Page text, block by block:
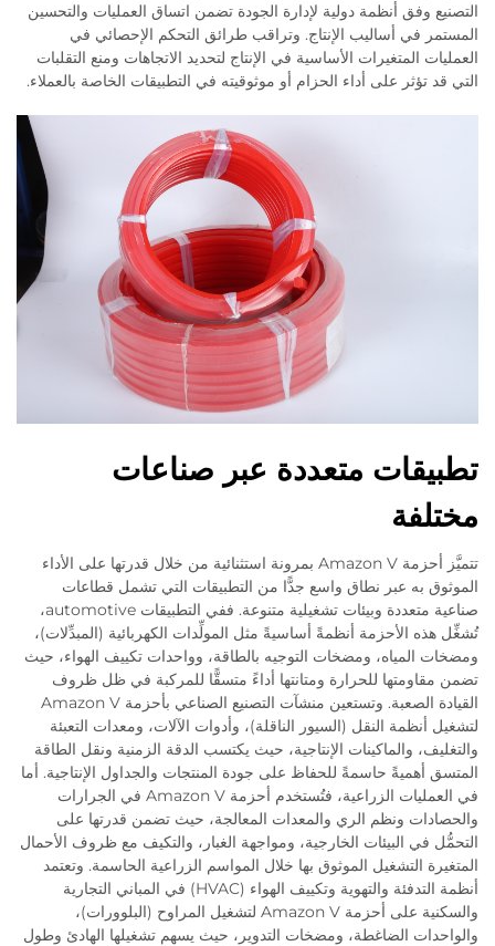
التصنيع وفق أنظمة دولية لإدارة الجودة تضمن اتساق العمليات والتحسين
المستمر في أساليب الإنتاج. وتراقب طرائق التحكم الإحصائي في
العمليات المتغيرات الأساسية في الإنتاج لتحديد الاتجاهات ومنع التقلبات
التي قد تؤثر على أداء الحزام أو موثوقيته في التطبيقات الخاصة بالعملاء.
تطبيقات متعددة عبر صناعات
مختلفة
تتميَّز أحزمة Amazon V بمرونة استثنائية من خلال قدرتها على الأداء
الموثوق به عبر نطاق واسع جدًّا من التطبيقات التي تشمل قطاعات
صناعية متعددة وبيئات تشغيلية متنوعة. ففي التطبيقات automotive،
تُشغِّل هذه الأحزمة أنظمةً أساسيةً مثل المولِّدات الكهربائية (المبدِّلات)،
ومضخات المياه، ومضخات التوجيه بالطاقة، وواحدات تكييف الهواء، حيث
تضمن مقاومتها للحرارة ومتانتها أداءً متسقًّا للمركبة في ظل ظروف
القيادة الصعبة. وتستعين منشآت التصنيع الصناعي بأحزمة Amazon V
لتشغيل أنظمة النقل (السيور الناقلة)، وأدوات الآلات، ومعدات التعبئة
والتغليف، والماكينات الإنتاجية، حيث يكتسب الدقة الزمنية ونقل الطاقة
المتسق أهميةً حاسمةً للحفاظ على جودة المنتجات والجداول الإنتاجية. أما
في العمليات الزراعية، فتُستخدم أحزمة Amazon V في الجرارات
والحصادات ونظم الري والمعدات المعالجة، حيث تضمن قدرتها على
التحمُّل في البيئات الخارجية، ومواجهة الغبار، والتكيف مع ظروف الأحمال
المتغيرة التشغيل الموثوق بها خلال المواسم الزراعية الحاسمة. وتعتمد
أنظمة التدفئة والتهوية وتكييف الهواء (HVAC) في المباني التجارية
والسكنية على أحزمة Amazon V لتشغيل المراوح (البلوورات)،
والواحدات الضاغطة، ومضخات التدوير، حيث يسهم تشغيلها الهادئ وطول